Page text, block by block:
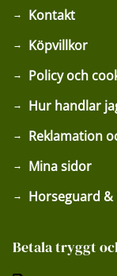
Kontakt
Köpvillkor
Policy och
Hur handlar
Reklamation
Mina sidor
Horseguard &
Betala tryggt